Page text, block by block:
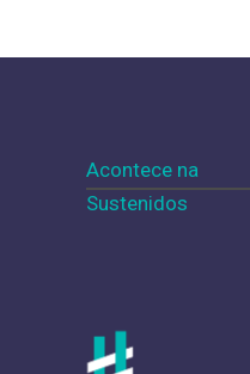
Acontece na
Sustenidos